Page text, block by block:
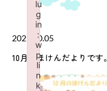
2023.10.05
10月のほけんだよりです。
lu
g
in
:
w
p
li
n
k